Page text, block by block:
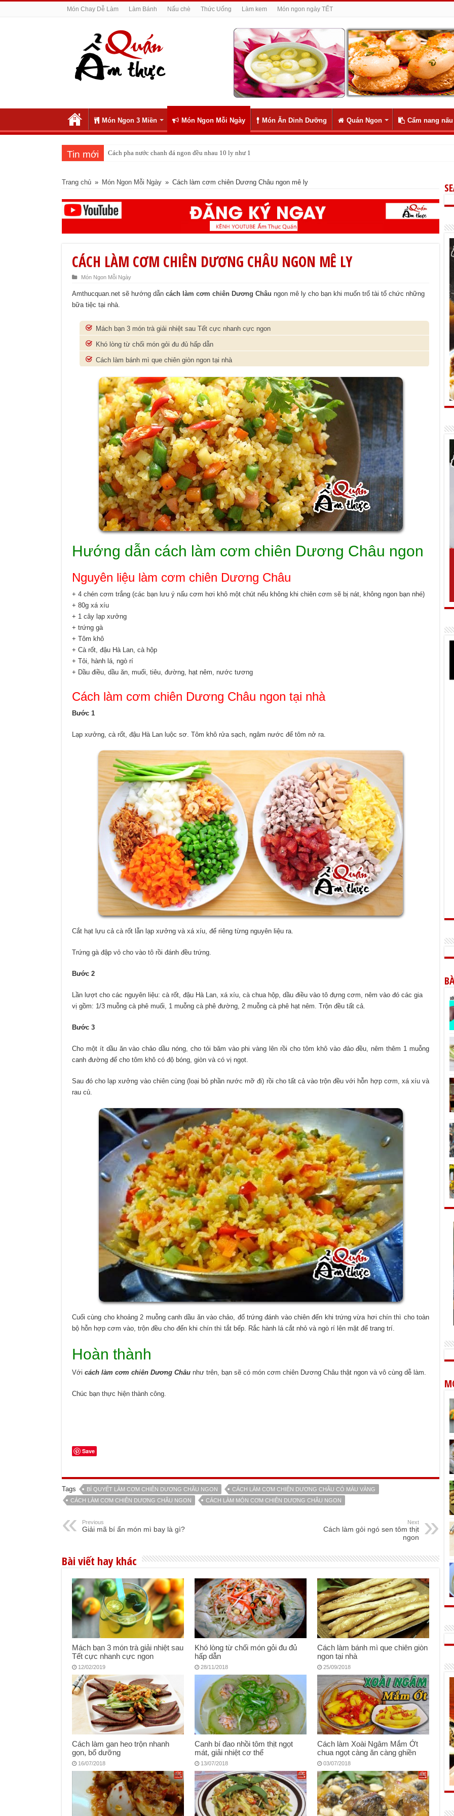
Món Chay Dễ Làm Làm Bánh Nấu chè Thức Uống Làm kem Món ngon ngày TẾT
Món Ngon 3 Miền Món Ngon Mỗi Ngày Món Ăn Dinh Dưỡng Quán Ngon Cẩm nang
Tin mới Cách pha nước chanh đá ngon đều nhau 10 ly như 1
Trang chủ » Món Ngon Mỗi Ngày » Cách làm cơm chiên Dương Châu ngon mê ly
CÁCH LÀM CƠM CHIÊN DƯƠNG CHÂU NGON MÊ LY
Món Ngon Mỗi Ngày
Amthucquan.net sẽ hướng dẫn cách làm cơm chiên Dương Châu ngon mê ly cho bạn khi muốn trổ tài tổ chức những
bữa tiệc tại nhà.
Mách bạn 3 món trà giải nhiệt sau Tết cực nhanh cực ngon
Khó lòng từ chối món gỏi đu đủ hấp dẫn
Cách làm bánh mì que chiên giòn ngon tại nhà
Hướng dẫn cách làm cơm chiên Dương Châu ngon
Nguyên liệu làm cơm chiên Dương Châu
+ 4 chén cơm trắng (các bạn lưu ý nấu cơm hơi khô một chút nếu không khi chiên cơm sẽ bị nát, không ngon bạn nhé)
+ 80g xá xíu
+ 1 cây lạp xưởng
+ trứng gà
+ Tôm khô
+ Cà rốt, đậu Hà Lan, cà hộp
+ Tỏi, hành lá, ngò rí
+ Dầu điều, dầu ăn, muối, tiêu, đường, hạt nêm, nước tương
Cách làm cơm chiên Dương Châu ngon tại nhà
Bước 1
Lạp xưởng, cà rốt, đậu Hà Lan luộc sơ. Tôm khô rửa sạch, ngâm nước để tôm nở ra.
Cắt hạt lựu cả cà rốt lẫn lạp xưởng và xá xíu, để riêng từng nguyên liệu ra.
Trứng gà đập vỏ cho vào tô rồi đánh đều trứng.
Bước 2
Lần lượt cho các nguyên liệu: cà rốt, đậu Hà Lan, xá xíu, cà chua hộp, dầu điều vào tô đựng cơm, nêm vào đó các gia
vị gồm: 1/3 muỗng cà phê muối, 1 muỗng cà phê đường, 2 muỗng cà phê hạt nêm. Trộn đều tất cả.
Bước 3
Cho một ít dầu ăn vào chảo dầu nóng, cho tỏi băm vào phi vàng lên rồi cho tôm khô vào đảo đều, nêm thêm 1 muỗng
canh đường để cho tôm khô có độ bóng, giòn và có vị ngọt.
Sau đó cho lạp xưởng vào chiên cùng (loại bỏ phần nước mỡ đi) rồi cho tất cả vào trộn đều với hỗn hợp cơm, xá xíu và
rau củ.
Cuối cùng cho khoảng 2 muỗng canh dầu ăn vào chảo, đổ trứng đánh vào chiên đến khi trứng vừa hơi chín thì cho toàn
bộ hỗn hợp cơm vào, trộn đều cho đến khi chín thì tắt bếp. Rắc hành lá cắt nhỏ và ngò rí lên mặt để trang trí.
Hoàn thành
Với cách làm cơm chiên Dương Châu như trên, bạn sẽ có món cơm chiên Dương Châu thật ngon và vô cùng dễ làm.
Chúc bạn thực hiện thành công.
Save
Tags BÍ QUYẾT LÀM CƠM CHIÊN DƯƠNG CHÂU NGON
CÁCH LÀM CƠM CHIÊN DƯƠNG CHÂU CÓ MÀU VÀNG
CÁCH LÀM CƠM CHIÊN DƯƠNG CHÂU NGON
CÁCH LÀM MÓN CƠM CHIÊN DƯƠNG CHÂU NGON
Previous
Giải mã bí ẩn món mì bay là gì?
Next
Cách làm gỏi ngó sen tôm thịt
ngon
Bài viết hay khác
Mách bạn 3 món trà giải nhiệt sau
Tết cực nhanh cực ngon
12/02/2019
Khó lòng từ chối món gỏi đu đủ
hấp dẫn
28/11/2018
Cách làm bánh mì que chiên giòn
ngon tại nhà
25/09/2018
Cách làm gan heo trộn nhanh
gọn, bổ dưỡng
16/07/2018
Canh bí đao nhồi tôm thịt ngọt
mát, giải nhiệt cơ thể
13/07/2018
Cách làm Xoài Ngâm Mắm Ớt
chua ngọt càng ăn càng ghiền
03/07/2018